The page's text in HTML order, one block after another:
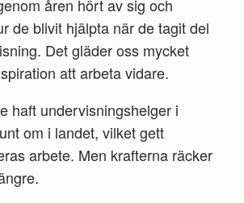
åren hört av sig och
de blivit hjälpta när de tagit del
Det gläder oss mycket
att arbeta vidare.
haft undervisningshelger i
om i landet, vilket gett
arbete. Men krafterna räcker